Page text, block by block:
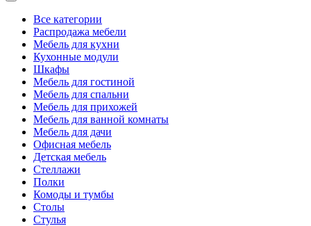
Все категории
Распродажа мебели
Мебель для кухни
Кухонные модули
Шкафы
Мебель для гостиной
Мебель для спальни
Мебель для прихожей
Мебель для ванной комнаты
Мебель для дачи
Офисная мебель
Детская мебель
Стеллажи
Полки
Комоды и тумбы
Столы
Стулья